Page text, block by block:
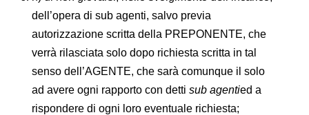
dell’opera di sub agenti, salvo previa
autorizzazione scritta della PREPONENTE, che
verrà rilasciata solo dopo richiesta scritta in tal
senso dell’AGENTE, che sarà comunque il solo
ad avere ogni rapporto con dettisub agentied a
rispondere di ogni loro eventuale richiesta;